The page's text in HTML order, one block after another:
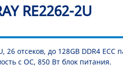
RE2262-2U
отсеков, до 128GB DDR4
с ОС, 850 Вт блок питания.